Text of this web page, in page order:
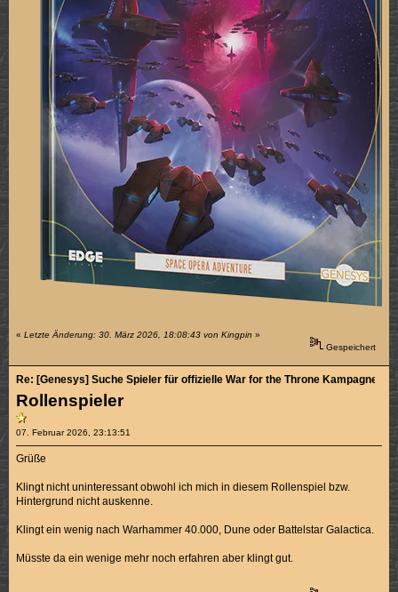
«Letzte Änderung: 30. März 2026, 18:08:43 von Kingpin »
Gespeichert
Rollenspieler
07. Februar 2026, 23:13:51
Re: [Genesys] Suche Spieler für offizielle War for the Throne Kampagne (2/
Grüße
Klingt nicht uninteressant obwohl ich mich in diesem Rollenspiel bzw.
Hintergrund nicht auskenne.
Klingt ein wenig nach Warhammer 40.000, Dune oder Battelstar Galactica.
Müsste da ein wenige mehr noch erfahren aber klingt gut.